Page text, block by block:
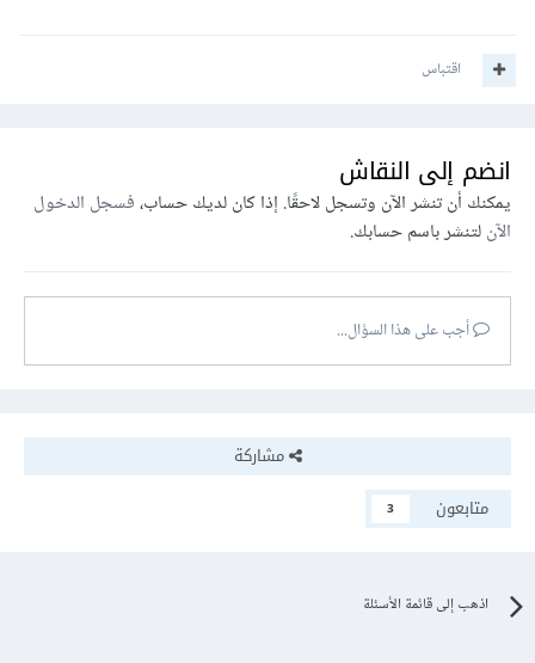
اقتباس
انضم إلى النقاش
يمكنك أن تنشر الآن وتسجل لاحقًا. إذا كان لديك حساب،فسجل الدخول
الآنلتنشر باسم حسابك.
أجب على هذا السؤال...
مشاركة
متابعون
3
اذهب إلى قائمة الأسئلة